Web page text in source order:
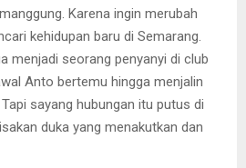
Karena ingin merubah
kehidupan baru di Semarang.
menjadi seorang penyanyi di club
Anto bertemu hingga menjalin
sayang hubungan itu putus di
duka yang menakutkan dan